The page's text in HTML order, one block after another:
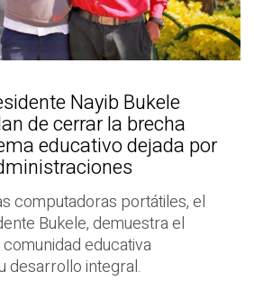
Nayib Bukele
de cerrar la brecha
educativo dejada por
computadoras portátiles, el
Bukele, demuestra el
educativa
desarrollo integral.